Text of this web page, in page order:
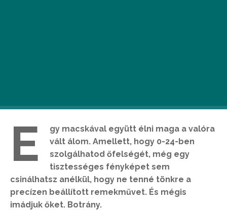
E
gy macskával együtt élni maga a valóra
vált álom. Amellett, hogy 0-24-ben
szolgálhatod őfelségét, még egy
tisztességes fényképet sem
csinálhatsz anélkül, hogy ne tenné tönkre a
precízen beállított remekművet. És mégis
imádjuk őket. Botrány.